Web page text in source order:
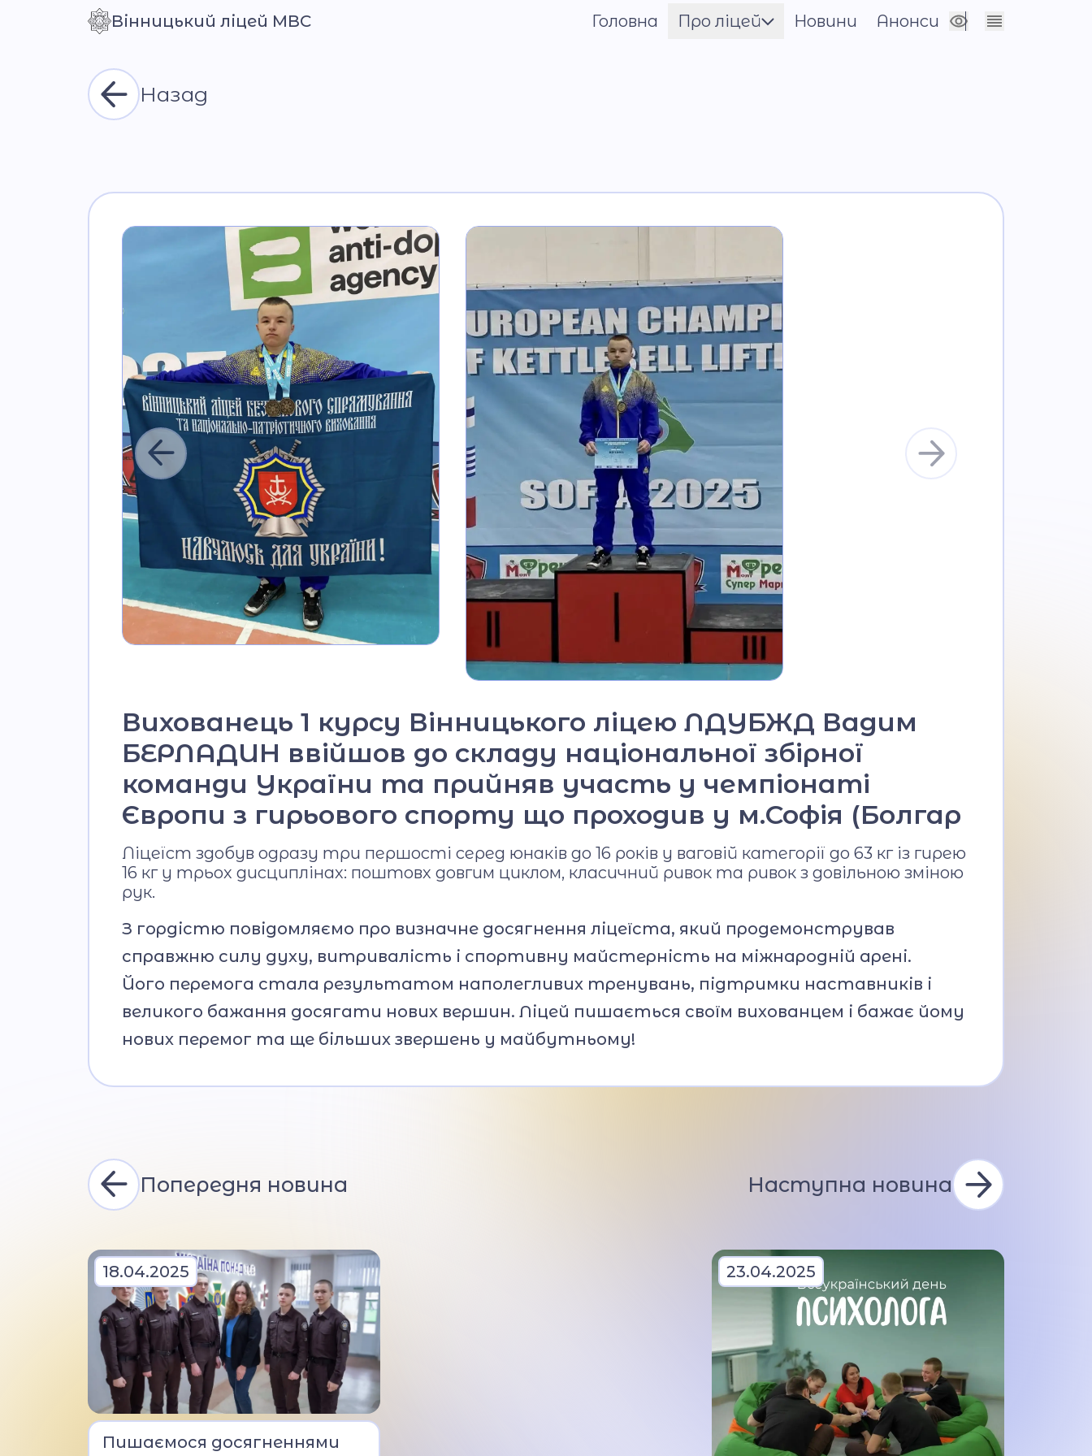
Контраст Сховати налаштування
Вінницький ліцей МВС Головна
Про ліцей
база
Віртуальний тур
Новини Анонси
Назад
Вихованець 1 курсу Вінницького ліцею ЛДУБЖД Вадим
БЕРЛАДИН ввійшов до складу національної збірної
команди України та прийняв участь у чемпіонаті
Європи з гирьового спорту що проходив у м.Софія (Болгар
Ліцеїст здобув одразу три першості серед юнаків до 16 років у ваговій категорії до 63 кг із гирею
16 кг у трьох дисциплінах: поштовх довгим циклом, класичний ривок та ривок з довільною зміною
рук.
З гордістю повідомляємо про визначне досягнення ліцеїста, який продемонстрував
справжню силу духу, витривалість і спортивну майстерність на міжнародній арені.
Його перемога стала результатом наполегливих тренувань, підтримки наставників і
великого бажання досягати нових вершин. Ліцей пишається своїм вихованцем і бажає йому
нових перемог та ще більших звершень у майбутньому!
Попередня новина Наступна новина
18.04.2025
Протягом декількох місяців
Пишаємося досягненнями
23.04.2025